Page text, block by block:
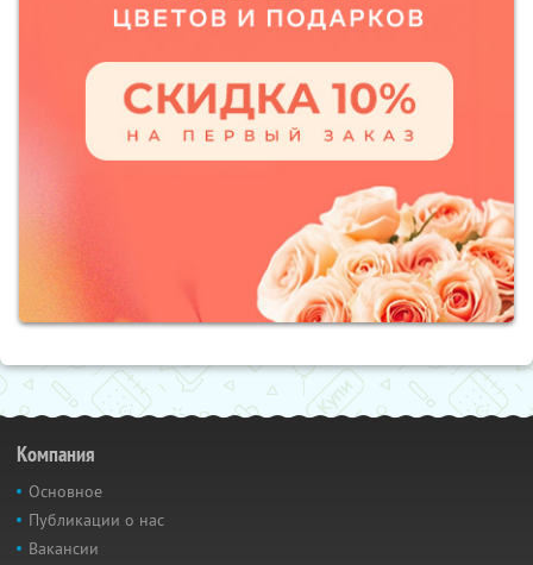
Компания
Основное
Публикации о нас
Вакансии